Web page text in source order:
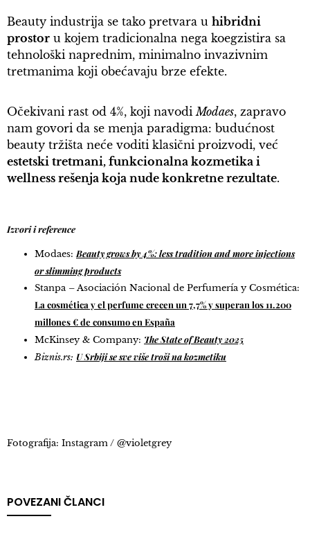
Beauty industrija se tako pretvara u hibridni
prostor u kojem tradicionalna nega koegzistira sa
tehnološki naprednim, minimalno invazivnim
tretmanima koji obećavaju brze efekte.
Očekivani rast od 4%, koji navodiModaes, zapravo
nam govori da se menja paradigma: budućnost
beauty tržišta neće voditi klasični proizvodi, već
estetski tretmani, funkcionalna kozmetika i
wellness rešenja koja nude konkretne rezultate.
Izvori i reference
Modaes:Beauty grows by 4%: less tradition and more injections
or slimming products
Stanpa – Asociación Nacional de Perfumería y Cosmética:
La cosmética y el perfume crecen un 7,7% y superan los 11.200
millones € de consumo en España
McKinsey & Company: The State of Beauty 2025
Biznis.rs: U Srbiji se sve više troši na kozmetiku
Fotografija: Instagram / @violetgrey
POVEZANI ČLANCI